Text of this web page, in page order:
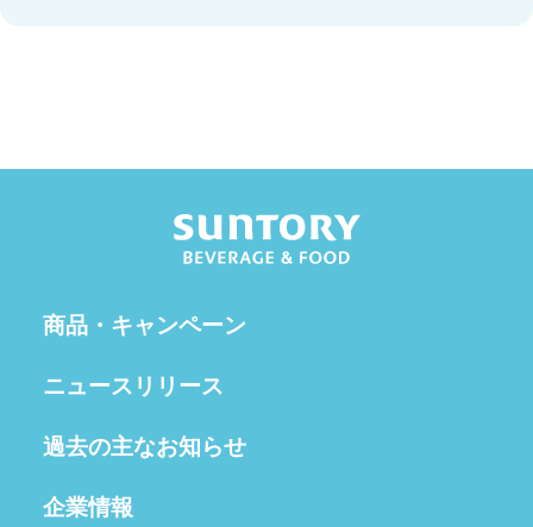
商品・キャンペーン
ニュースリリース
過去の主なお知らせ
企業情報